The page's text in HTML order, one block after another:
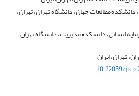
دانشکده مطالعات جهان، دانشگاه تهران، تهران،
انسانی، دانشکده مدیریت، دانشگاه تهران،
تهران، ایران
10.22059/